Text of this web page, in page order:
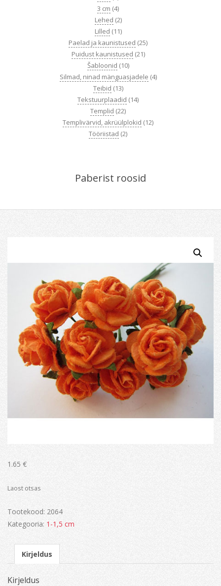
3 cm (4)
Lehed (2)
Lilled (11)
Paelad ja kaunistused (25)
Puidust kaunistused (21)
Šabloonid (10)
Silmad, ninad mänguasjadele (4)
Teibid (13)
Tekstuurplaadid (14)
Templid (22)
Templivärvid, akrüülplokid (12)
Tööriistad (2)
Paberist roosid
1.65 €
Laost otsas
Tootekood: 2064
Kategooria: 1-1,5 cm
Kirjeldus
Kirjeldus